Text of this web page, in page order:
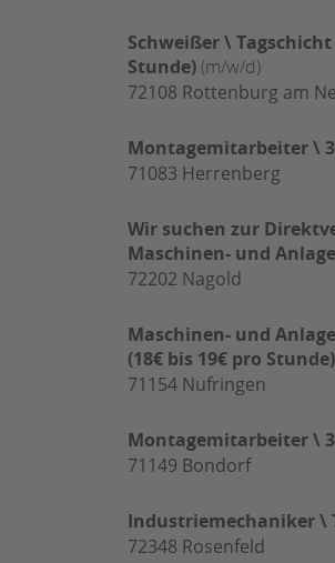
Schweißer \ Tagschicht
Stunde)(m/w/d)
72108 Rottenburg am
Montagemitarbeiter \
71083 Herrenberg
Wir suchen zur
Maschinen- und
72202 Nagold
Maschinen- und
(18€ bis 19€ pro Stunde)
71154Nufringen
Montagemitarbeiter \
71149 Bondorf
Industriemechaniker \
72348 Rosenfeld